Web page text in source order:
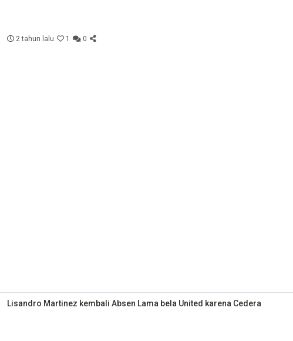
2 tahun lalu 1 0
Lisandro Martinez kembali Absen Lama bela United karena Cedera